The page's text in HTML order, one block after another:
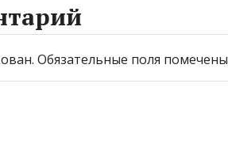
Обязательные поля помечены